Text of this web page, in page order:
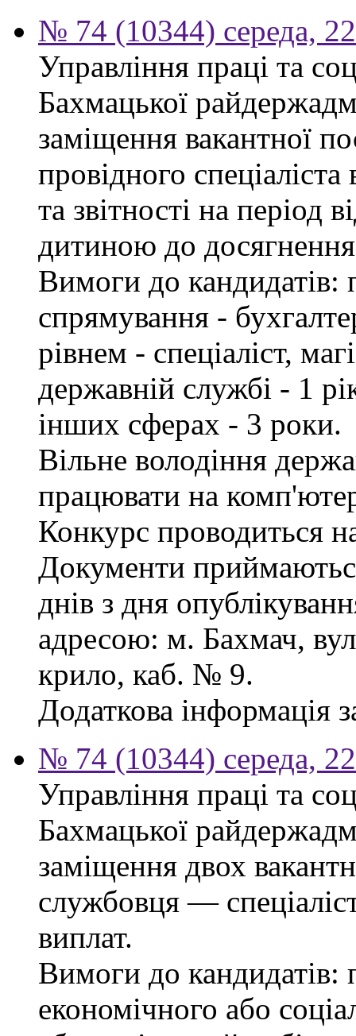
№ 74 (10344) середа,
Управління праці та
Бахмацької
заміщення вакантної
провідного спеціаліста
та звітності на період
дитиною до
Вимоги до кандидатів:
спрямування -
рівнем - спеціаліст,
державній службі - 1
інших сферах - 3 роки.
Вільне володіння
працювати на
Конкурс проводиться
Документи
днів з дня
адресою: м. Бахмач,
крило, каб. № 9.
Додаткова інформація
№ 74 (10344) середа,
Управління праці та
Бахмацької
заміщення двох
службовця —
виплат.
Вимоги до кандидатів:
економічного або